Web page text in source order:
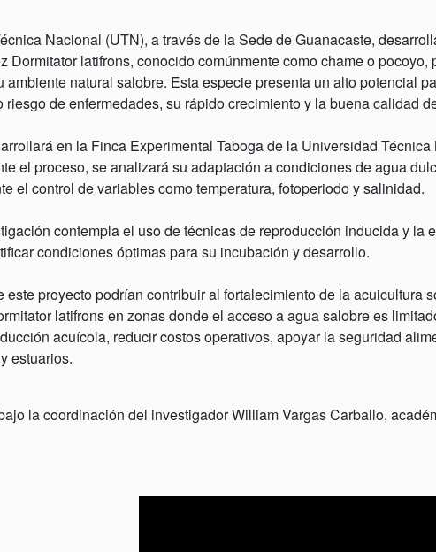
Nacional (UTN), a través de la Sede de Guanacaste,
Dormitator latifrons, conocido comúnmente como chame o
ambiente natural salobre. Esta especie presenta un alto potencial
riesgo de enfermedades, su rápido crecimiento y la buena calidad
en la Finca Experimental Taboga de la Universidad
el proceso, se analizará su adaptación a condiciones de agua
el control de variables como temperatura, fotoperiodo y salinidad.
contempla el uso de técnicas de reproducción inducida y
condiciones óptimas para su incubación y desarrollo.
este proyecto podrían contribuir al fortalecimiento de la
latifrons en zonas donde el acceso a agua salobre es
acuícola, reducir costos operativos, apoyar la seguridad
estuarios.
la coordinación del investigador William Vargas Carballo,